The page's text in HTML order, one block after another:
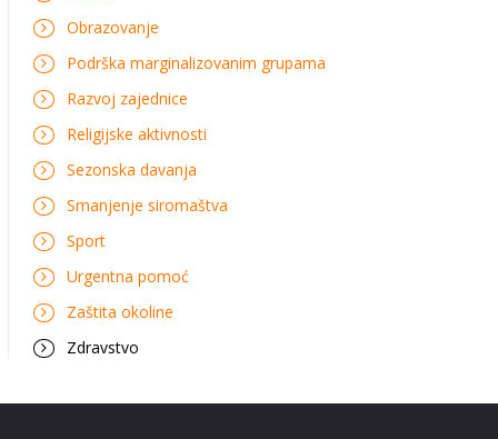
Obrazovanje
Podrška marginalizovanim grupama
Razvoj zajednice
Religijske aktivnosti
Sezonska davanja
Smanjenje siromaštva
Sport
Urgentna pomoć
Zaštita okoline
Zdravstvo